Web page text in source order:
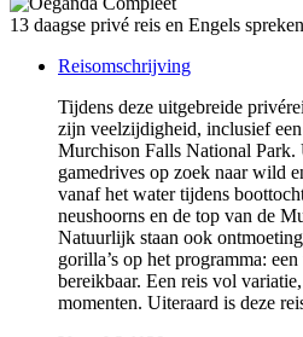
13 daagse privé reis en Engels
Reisomschrijving
Tijdens deze uitgebreide
zijn veelzijdigheid, inclusief
Murchison Falls National Park.
gamedrives op zoek naar wild
vanaf het water tijdens
neushoorns en de top van de
Natuurlijk staan ook
gorilla’s op het programma:
bereikbaar. Een reis vol
momenten. Uiteraard is deze